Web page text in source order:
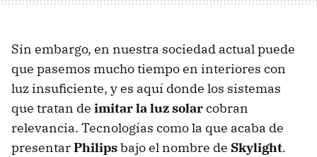
Sin embargo, en nuestra sociedad actual puede
que pasemos mucho tiempo en interiores con
luz insuficiente, y es aquí donde los sistemas
que tratan de imitar la luz solarcobran
relevancia. Tecnologías como la que acaba de
presentarPhilipsbajo el nombre de Skylight.